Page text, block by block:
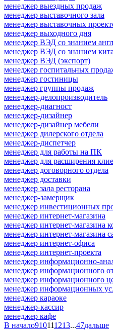
менеджер выездных продаж
менеджер выставочного зала
менеджер выставочных
менеджер выходного дня
менеджер ВЭД со знанием
менеджер ВЭД со знанием
менеджер ВЭД (экспорт)
менеджер госпитальных
менеджер гостиницы
менеджер группы продаж
менеджер-делопроизводитель
менеджер-диагност
менеджер-дизайнер
менеджер-дизайнер мебели
менеджер дилерского отдела
менеджер-диспетчер
менеджер для работы на ПК
менеджер для расширения
менеджер договорного отдела
менеджер доставки
менеджер зала ресторана
менеджер-замерщик
менеджер инвестиционных
менеджер интернет-магазина
менеджер интернет-магазина
менеджер интернет-магазина
менеджер интернет-офиса
менеджер интернет-проекта
менеджер информационно-
менеджер информационного
менеджер информационного
менеджер информационных
менеджер караоке
менеджер-кассир
менеджер кафе
В начало910111213...47дальше